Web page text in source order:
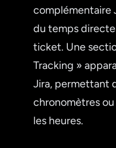
complémentaire
du temps
ticket. Une
Tracking »
Jira, permettant
chronomètres
les heures.